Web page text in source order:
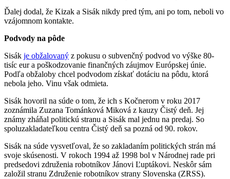
Ďalej dodal, že Kizak a Sisák nikdy pred tým, ani po tom, neboli vo
vzájomnom kontakte.
Podvody na pôde
Sisák je obžalovaný z pokusu o subvenčný podvod vo výške 80-
tisíc eur a poškodzovanie finančných záujmov Európskej únie.
Podľa obžaloby chcel podvodom získať dotáciu na pôdu, ktorá
nebola jeho. Vinu však odmieta.
Sisák hovoril na súde o tom, že ich s Kočnerom v roku 2017
zoznámila Zuzana Tománková Miková z kauzy Čistý deň. Jej
známy zháňal politickú stranu a Sisák mal jednu na predaj. So
spoluzakladateľkou centra Čistý deň sa pozná od 90. rokov.
Sisák na súde vysvetľoval, že so zakladaním politických strán má
svoje skúsenosti. V rokoch 1994 až 1998 bol v Národnej rade pri
predsedovi združenia robotníkov Jánovi Ľuptákovi. Neskôr sám
založil stranu Združenie robotníkov strany Slovenska (ZRSS).